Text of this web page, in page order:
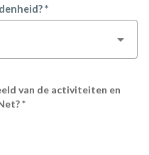
*
van de activiteiten en
*